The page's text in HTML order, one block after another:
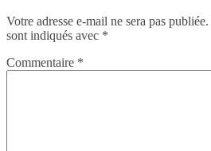
Votre adresse e-mail ne sera pas publiée.
sont indiqués avec *
Commentaire *